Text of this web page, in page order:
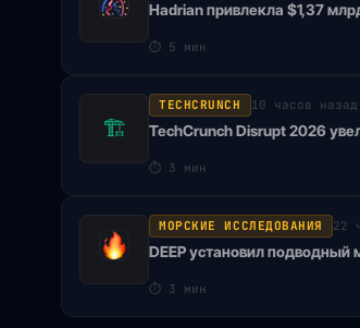
Hadrian привлекла $1,37
⏱ 5 мин
🏗
TECHCRUNCH 10 часов назад
TechCrunch Disrupt 2026
⏱ 3 мин
МОРСКИЕ ИССЛЕДОВАНИЯ 22
DEEP установил
⏱ 3 мин